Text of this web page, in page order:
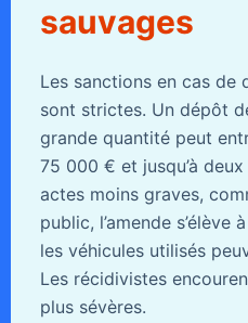
sauvages
Les sanctions en cas
sont strictes. Un dépôt
grande quantité peut
75 000 € et jusqu’à
actes moins graves,
public, l’amende s’élève
les véhicules utilisés
Les récidivistes
plus sévères.